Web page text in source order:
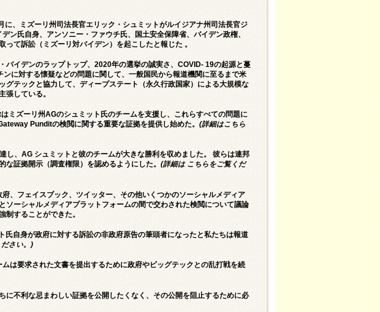
に、ミズーリ州司法長官エリック・シュミットがルイジアナ州司法長官ジ
ン氏自身、アンソニー・ファウチ氏、国土安全保障省、バイデン政権、
って訴訟（ミズーリ対バイデン）を起こした と報じた 。
バイデンのラップトップ、2020年の選挙の誠実さ、COVID- 19の起源と蔓
に対する懐疑などの問題に関して、一般国民から報道機関に至るまで米
グテックと協力して、ディープステート（永久行政国家）による大規模な
張している。
ミズーリ州AGのシュミット氏のチームを支援し、これらすべての問題に
Punditの検閲に関する重要な証拠を提供し始めた。 (詳細はこちら
し、AG シュミットと彼のチームが大きな勝利を収めました。 彼らは連邦
な証拠開示（調査権限）を認めるようにした。 (詳細は こちらをご覧くだ
、フェイスブック、ツイッター、その他いくつかのソーシャルメディア
ソーシャルメディアプラットフォームの間で交わされた検閲について議論
制することができた。
氏自身が政府に対する訴訟の非政府原告の筆頭者になったと私たちは報道
さい。)
は要求された文書を提出するために政府やビッグテックとの乱打戦を続
に不利な忌まわしい証拠を公開したくなく、その公開を阻止するために必